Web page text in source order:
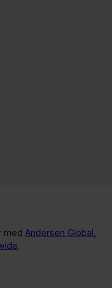
med Andersen Global
.